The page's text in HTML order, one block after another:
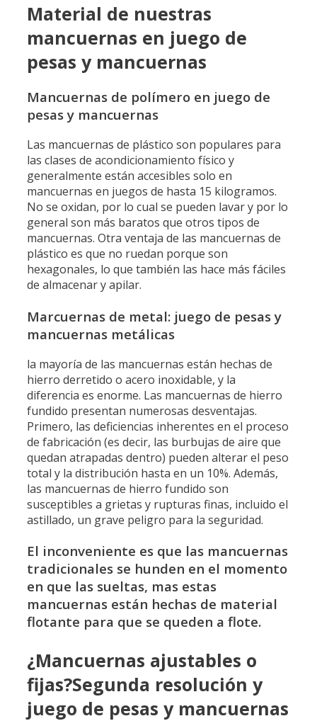
Material de nuestras
mancuernas en juego de
pesas y mancuernas
Mancuernas de polímero en juego de
pesas y mancuernas
Las mancuernas de plástico son populares para
las clases de acondicionamiento físico y
generalmente están accesibles solo en
mancuernas en juegos de hasta 15 kilogramos.
No se oxidan, por lo cual se pueden lavar y por lo
general son más baratos que otros tipos de
mancuernas. Otra ventaja de las mancuernas de
plástico es que no ruedan porque son
hexagonales, lo que también las hace más fáciles
de almacenar y apilar.
Marcuernas de metal: juego de pesas y
mancuernas metálicas
la mayoría de las mancuernas están hechas de
hierro derretido o acero inoxidable, y la
diferencia es enorme. Las mancuernas de hierro
fundido presentan numerosas desventajas.
Primero, las deficiencias inherentes en el proceso
de fabricación (es decir, las burbujas de aire que
quedan atrapadas dentro) pueden alterar el peso
total y la distribución hasta en un 10%. Además,
las mancuernas de hierro fundido son
susceptibles a grietas y rupturas finas, incluido el
astillado, un grave peligro para la seguridad.
El inconveniente es que las mancuernas
tradicionales se hunden en el momento
en que las sueltas, mas estas
mancuernas están hechas de material
flotante para que se queden a flote.
¿Mancuernas ajustables o
fijas?Segunda resolución y
juego de pesas y mancuernas